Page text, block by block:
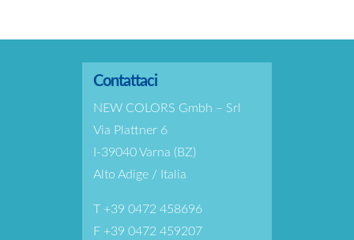
Contattaci
NEW COLORS Gmbh – Srl
Via Plattner 6
I-39040 Varna (BZ)
Alto Adige / Italia
T +39 0472 458696
F +39 0472 459207